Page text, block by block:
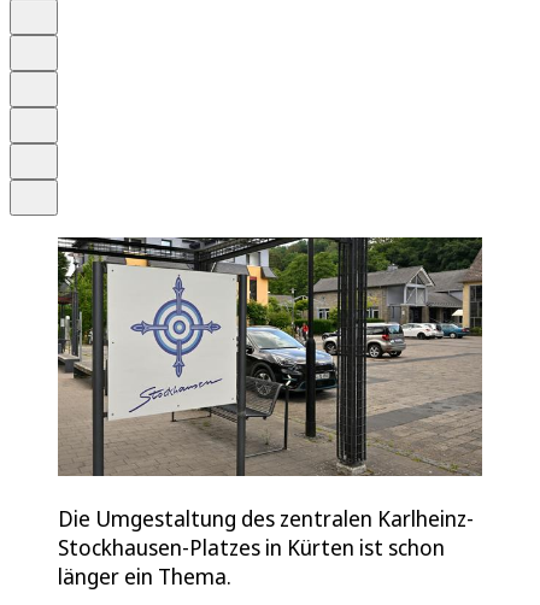
Die Umgestaltung des zentralen Karlheinz-
Stockhausen-Platzes in Kürten ist schon
länger ein Thema.